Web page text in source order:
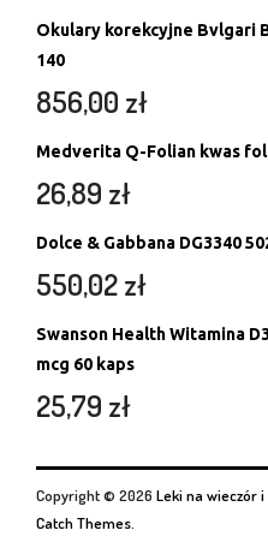
Okulary korekcyjne Bvlgari
140
856,00 zł
Medverita Q-Folian kwas
26,89 zł
Dolce & Gabbana DG3340
550,02zł
Swanson Health Witamina
mcg 60 kaps
25,79 zł
Copyright © 2026 Leki na wieczór
Catch Themes